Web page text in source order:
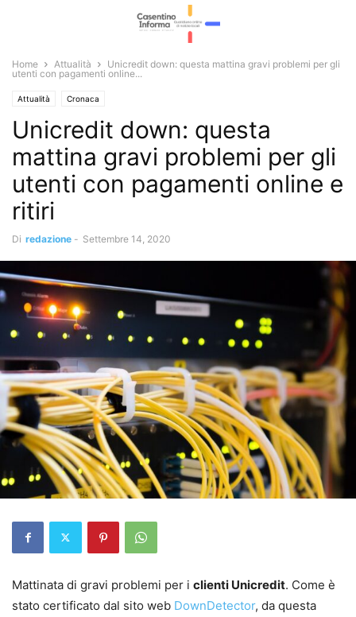
Home Attualità
Unicredit down: questa mattina gravi problemi per gli
utenti con pagamenti online...
Attualità Cronaca
Unicredit down: questa
mattina gravi problemi per gli
utenti con pagamenti online e
ritiri
Di redazione - Settembre 14, 2020
Mattinata di gravi problemi per i clienti Unicredit. Come è
stato certificato dal sito web DownDetector, da questa